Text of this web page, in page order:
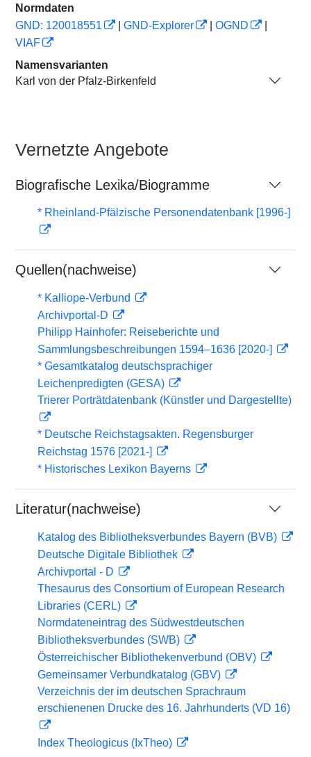
Normdaten
GND: 120018551
GND-Explorer OGND
VIAF
Namensvarianten
Karl von der Pfalz-Birkenfeld
Vernetzte Angebote
Biografische Lexika/Biogramme
* Rheinland-Pfälzische Personendatenbank [1996-]
Quellen(nachweise)
* Kalliope-Verbund
Archivportal-D
Philipp Hainhofer: Reiseberichte und
Sammlungsbeschreibungen 1594–1636 [2020-]
* Gesamtkatalog deutschsprachiger
Leichenpredigten (GESA)
Trierer Porträtdatenbank (Künstler und Dargestellte)
* Deutsche Reichstagsakten. Regensburger
Reichstag 1576 [2021-]
* Historisches Lexikon Bayerns
Literatur(nachweise)
Katalog des Bibliotheksverbundes Bayern (BVB)
Deutsche Digitale Bibliothek
Archivportal - D
Thesaurus des Consortium of European Research
Libraries (CERL)
Normdateneintrag des Südwestdeutschen
Bibliotheksverbundes (SWB)
Österreichischer Bibliothekenverbund (OBV)
Gemeinsamer Verbundkatalog (GBV)
Verzeichnis der im deutschen Sprachraum
erschienenen Drucke des 16. Jahrhunderts (VD 16)
Index Theologicus (IxTheo)